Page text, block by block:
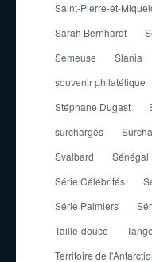
Saint-Pierre-et-
Sarah Bernhardt
Semeuse
Slania
souvenir philatélique
Stéphane Dugast
surchargés
Svalbard
Sénégal
Série Célébrités
Série Palmiers
Taille-douce
Territoire de